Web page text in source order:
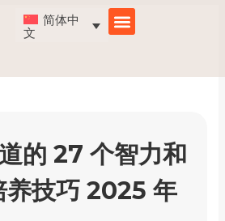
简体中
文
的 27 个智力和
养技巧 2025 年